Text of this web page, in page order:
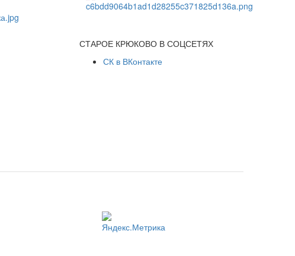
СТАРОЕ КРЮКОВО В СОЦСЕТЯХ
СК в ВКонтакте